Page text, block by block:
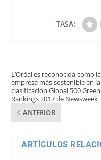
TASA:
L’Oréal es reconocida como la
empresa más sostenible en la
clasificación Global 500 Green
Rankings 2017 de Newsweek
ANTERIOR
ARTÍCULOS